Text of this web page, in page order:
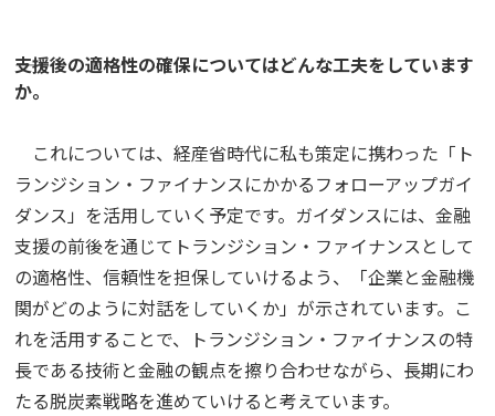
――支援後の適格性の確保についてはどんな工夫をしています
か。
これについては、経産省時代に私も策定に携わった「ト
ランジション・ファイナンスにかかるフォローアップガイ
ダンス」を活用していく予定です。ガイダンスには、金融
支援の前後を通じてトランジション・ファイナンスとして
の適格性、信頼性を担保していけるよう、「企業と金融機
関がどのように対話をしていくか」が示されています。こ
れを活用することで、トランジション・ファイナンスの特
長である技術と金融の観点を擦り合わせながら、長期にわ
たる脱炭素戦略を進めていけると考えています。